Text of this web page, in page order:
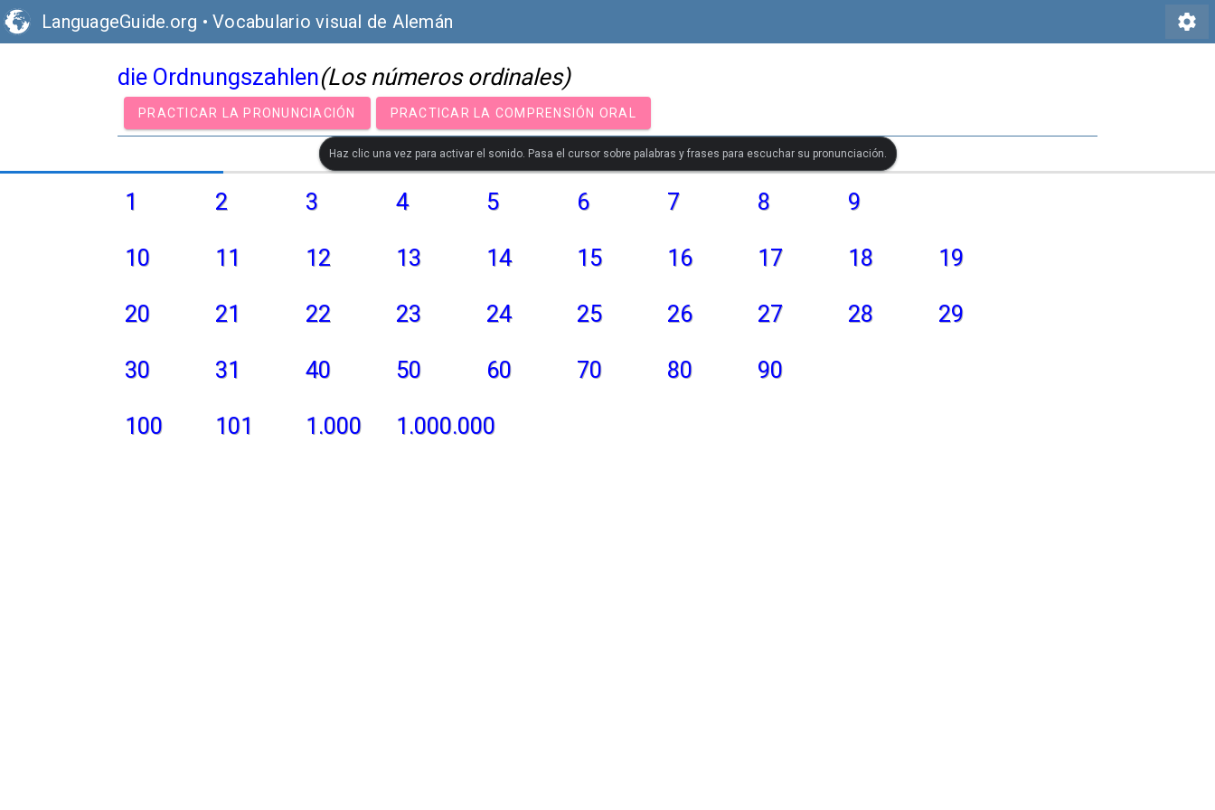
LanguageGuide.org • Vocabulario visual de Alemán settings
die Ordnungszahlen(Los números ordinales)
PRACTICAR LA PRONUNCIACIÓN PRACTICAR LA COMPRENSIÓN ORAL
Haz clic una vez para activar el sonido. Pasa el cursor sobre palabras y frases para escuchar su pronunciación.
1 2 3 4 5 6 7 8 9
10 11 12 13 14 15 16 17 18 19
20 21 22 23 24 25 26 27 28 29
30 31 40 50 60 70 80 90
100 101 1.000 1.000.000